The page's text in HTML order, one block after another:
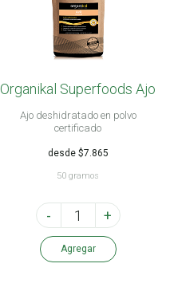
Organikal Superfoods Ajo
Ajo deshidratado en polvo
certificado
desde $7.865
50 gramos
- +
Agregar